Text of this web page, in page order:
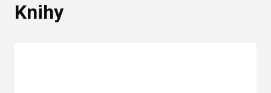
Knihy